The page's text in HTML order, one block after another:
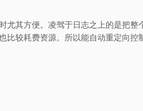
尤其方便。凌驾于日志之上的是把整
比较耗费资源。所以能自动重定向控